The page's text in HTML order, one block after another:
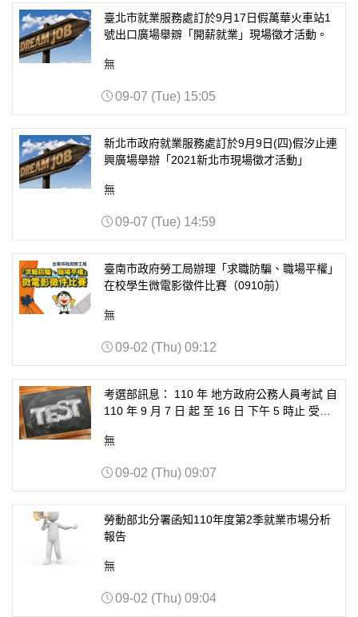
臺北市就業服務處訂於9月17日假萬華火車站1
號出口廣場舉辧「開薪就業」現場徵才活動。
無
09-07 (Tue) 15:05
新北市政府就業服務處訂於9月9日(四)假汐止連
興廣場舉辦「2021新北市現場徵才活動」
無
09-07 (Tue) 14:59
臺南市政府勞工局辦理「求職防騙、職場平權」
在校學生微電影徵件比賽（0910前）
無
09-02 (Thu) 09:12
考選部訊息： 110 年 地方政府公務人員考試 自
110 年 9 月 7 日 起 至 16 日 下午 5 時止 受理
無
09-02 (Thu) 09:07
勞動部北分署函知110年度第2季就業市場分析
報告
無
09-02 (Thu) 09:04